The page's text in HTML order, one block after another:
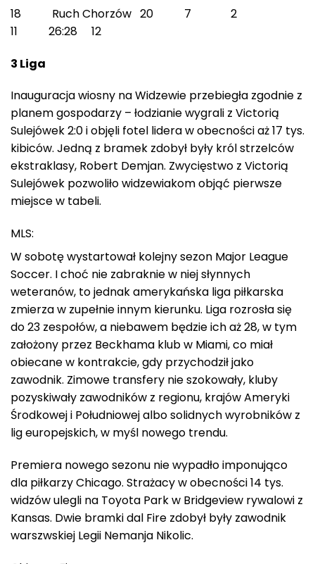
18 Ruch Chorzów 20 7 2
11 26:28 12
3 Liga
Inauguracja wiosny na Widzewie przebiegła zgodnie z
planem gospodarzy – łodzianie wygrali z Victorią
Sulejówek 2:0 i objęli fotel lidera w obecności aż 17 tys.
kibiców. Jedną z bramek zdobył były król strzelców
ekstraklasy, Robert Demjan. Zwycięstwo z Victorią
Sulejówek pozwoliło widzewiakom objąć pierwsze
miejsce w tabeli.
MLS:
W sobotę wystartował kolejny sezon Major League
Soccer. I choć nie zabraknie w niej słynnych
weteranów, to jednak amerykańska liga piłkarska
zmierza w zupełnie innym kierunku. Liga rozrosła się
do 23 zespołów, a niebawem będzie ich aż 28, w tym
założony przez Beckhama klub w Miami, co miał
obiecane w kontrakcie, gdy przychodził jako
zawodnik. Zimowe transfery nie szokowały, kluby
pozyskiwały zawodników z regionu, krajów Ameryki
Środkowej i Południowej albo solidnych wyrobników z
lig europejskich, w myśl nowego trendu.
Premiera nowego sezonu nie wypadło imponująco
dla piłkarzy Chicago. Strażacy w obecności 14 tys.
widzów ulegli na Toyota Park w Bridgeview rywalowi z
Kansas. Dwie bramki dal Fire zdobył były zawodnik
warszwskiej Legii Nemanja Nikolic.